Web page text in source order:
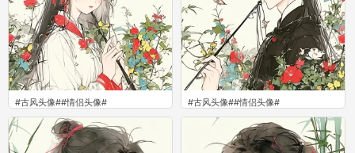
#古风头像##‍情侣头像#
0
#古风头像##‍情侣头像#
0